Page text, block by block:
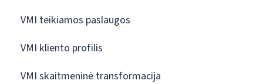
VMI teikiamos paslaugos
VMI kliento profilis
VMI skaitmeninė transformacija